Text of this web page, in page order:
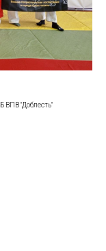
ВПВ "Доблесть"